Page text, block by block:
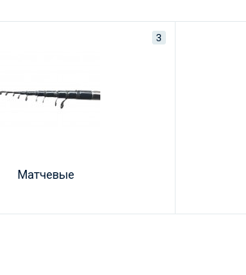
3
Матчевые